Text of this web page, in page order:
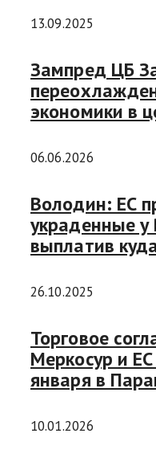
13.09.2025
Зампред ЦБ
экономики в
06.06.2026
Володин: ЕС
украденные
выплатив
26.10.2025
Торговое
Меркосур и
января в
10.01.2026